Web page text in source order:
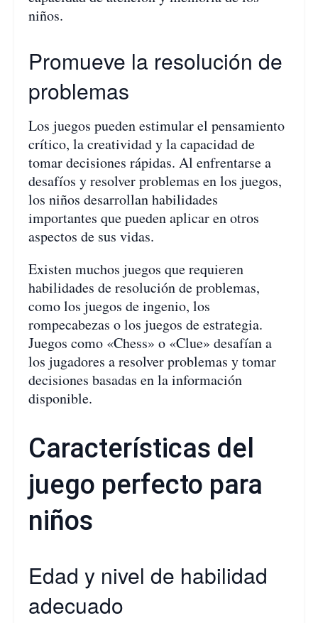
niños.
Promueve la resolución de
problemas
Los juegos pueden estimular el pensamiento
crítico, la creatividad y la capacidad de
tomar decisiones rápidas. Al enfrentarse a
desafíos y resolver problemas en los juegos,
los niños desarrollan habilidades
importantes que pueden aplicar en otros
aspectos de sus vidas.
Existen muchos juegos que requieren
habilidades de resolución de problemas,
como los juegos de ingenio, los
rompecabezas o los juegos de estrategia.
Juegos como «Chess» o «Clue» desafían a
los jugadores a resolver problemas y tomar
decisiones basadas en la información
disponible.
Características del
juego perfecto para
niños
Edad y nivel de habilidad
adecuado